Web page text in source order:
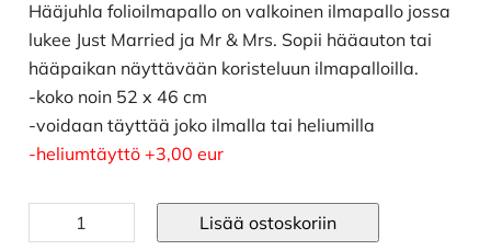
Hääjuhla folioilmapallo on valkoinen ilmapallo jossa
lukee Just Married ja Mr & Mrs. Sopii hääauton tai
hääpaikan näyttävään koristeluun ilmapalloilla.
-koko noin 52 x 46 cm
-voidaan täyttää joko ilmalla tai heliumilla
-heliumtäyttö +3,00 eur
Hääjuhla
folioilmapallo
Lisää ostoskoriin